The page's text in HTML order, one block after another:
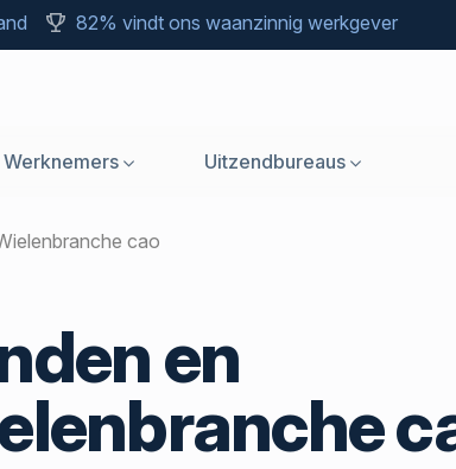
82% vindt ons waanzinnig werkgever
Werknemers Uitzendbureaus
cao
en